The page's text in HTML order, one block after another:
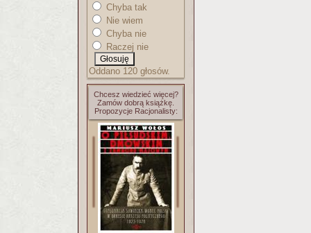
Chyba tak
Nie wiem
Chyba nie
Raczej nie
Oddano 120 głosów.
Chcesz wiedzieć więcej?
Zamów dobrą książkę.
Propozycje Racjonalisty: